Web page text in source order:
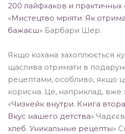
200 лайфхаков и практичных
«Мистецтво мріяти. Як
бажаєш» Барбари Шер.
Якщо кохана захоплюється
щаслива отримати в
рецептами, особливо, якщо
корисна. Це, наприклад, вже
«Чизкейк внутри. Книга
Вкус нашего детства»
хлеб. Уникальные рецепты»